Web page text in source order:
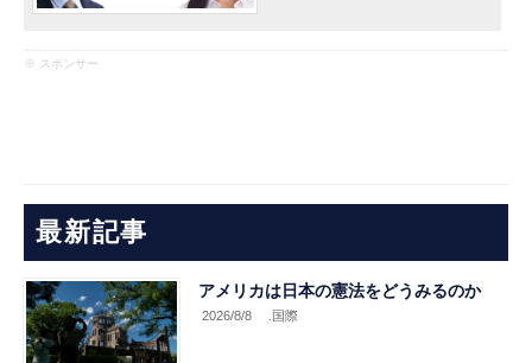
※ スポンサー
最新記事
アメリカは日本の憲法をどうみるのか
2026/8/8 .国際